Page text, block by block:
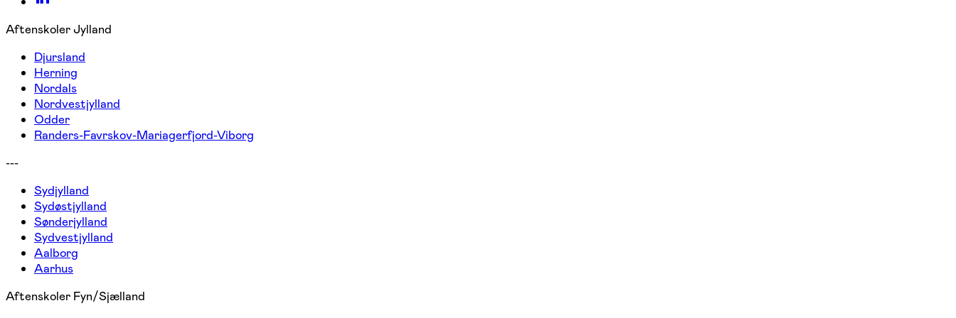
Aftenskoler Jylland
Djursland
Herning
Nordals
Nordvestjylland
Odder
Randers-Favrskov-Mariagerfjord-Viborg
---
Sydjylland
Sydøstjylland
Sønderjylland
Sydvestjylland
Aalborg
Aarhus
Aftenskoler Fyn/Sjælland